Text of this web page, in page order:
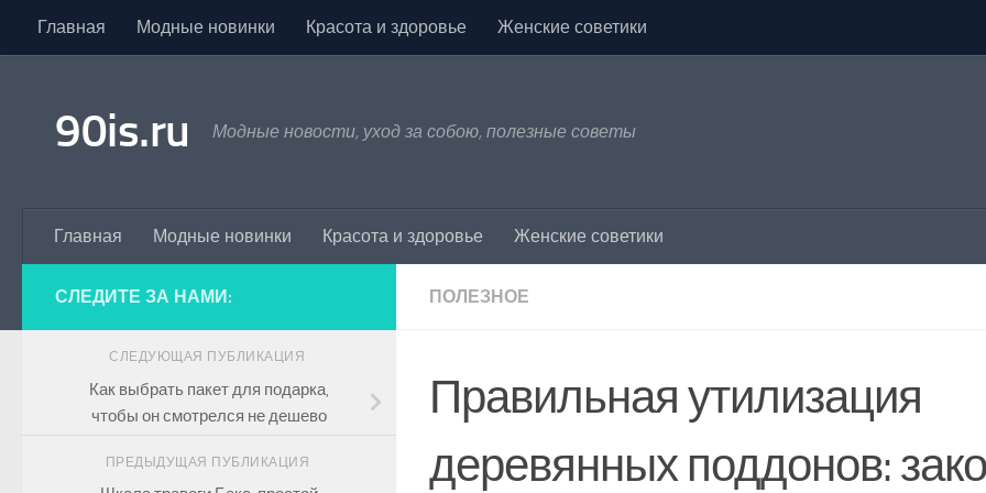
Skip to content
Главная Модные новинки Красота и здоровье Женские советики
90is.ru Модные новости, уход за собою, полезные советы
Главная Модные новинки Красота и здоровье Женские советики
ПОЛЕЗНОЕ
Правильная утилизация
деревянных поддонов:
СЛЕДИТЕ ЗА НАМИ:
СЛЕДУЮЩАЯ ПУБЛИКАЦИЯ
Как выбрать пакет для подарка,
чтобы он смотрелся не дешево
ПРЕДЫДУЩАЯ ПУБЛИКАЦИЯ